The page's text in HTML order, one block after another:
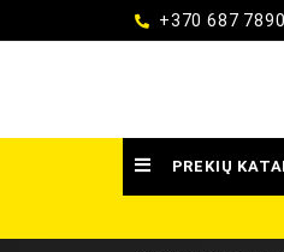
+370 687
PREKIŲ